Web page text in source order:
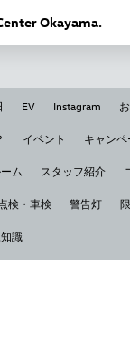
Okayama.
EV Instagram
イベント キャンペ
ム スタッフ紹介
点検・車検 警告灯
識